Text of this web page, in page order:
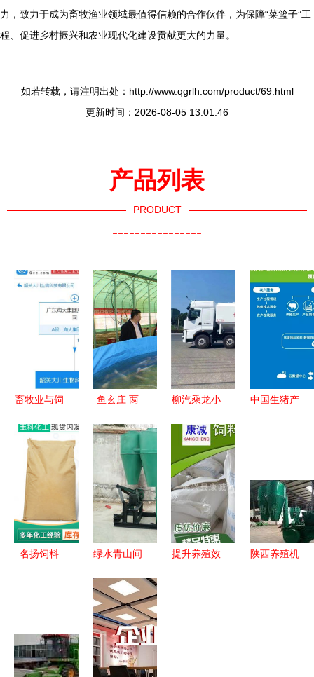
力，致力于成为畜牧渔业领域最值得信赖的合作伙伴，为保障“菜篮子”工
程、促进乡村振兴和农业现代化建设贡献更大的力量。
如若转载，请注明出处：http://www.qgrlh.com/product/69.html
更新时间：2026-08-05 13:01:46
产品列表
PRODUCT
----------------
畜牧业与饲
状、挑战与
未来机遇
鱼玄庄 两
助力乡村振
兴 畜牧渔
业饲料销售
新篇章
柳汽乘龙小
畜牧渔业饲
料销售的理
想选择
中国生猪产
氏、正邦、
新希望积极
布局
名扬饲料
绿水青山间
利器 秸秆
稻草粉碎机
与花生秧饲
料粉碎机的
提升养殖效
陕西养殖机